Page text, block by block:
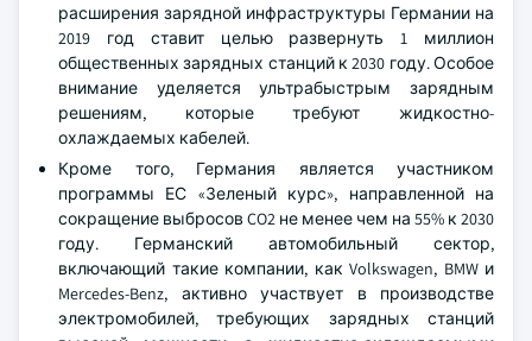
расширения зарядной инфраструктуры Германии на
2019 год ставит целью развернуть 1 миллион
общественных зарядных станций к 2030 году. Особое
внимание уделяется ультрабыстрым зарядным
решениям, которые требуют жидкостно-
охлаждаемых кабелей.
Кроме того, Германия является участником
программы ЕС «Зеленый курс», направленной на
сокращение выбросов CO2 не менее чем на 55% к 2030
году. Германский автомобильный сектор,
включающий такие компании, как Volkswagen, BMW и
Mercedes-Benz, активно участвует в производстве
электромобилей, требующих зарядных станций